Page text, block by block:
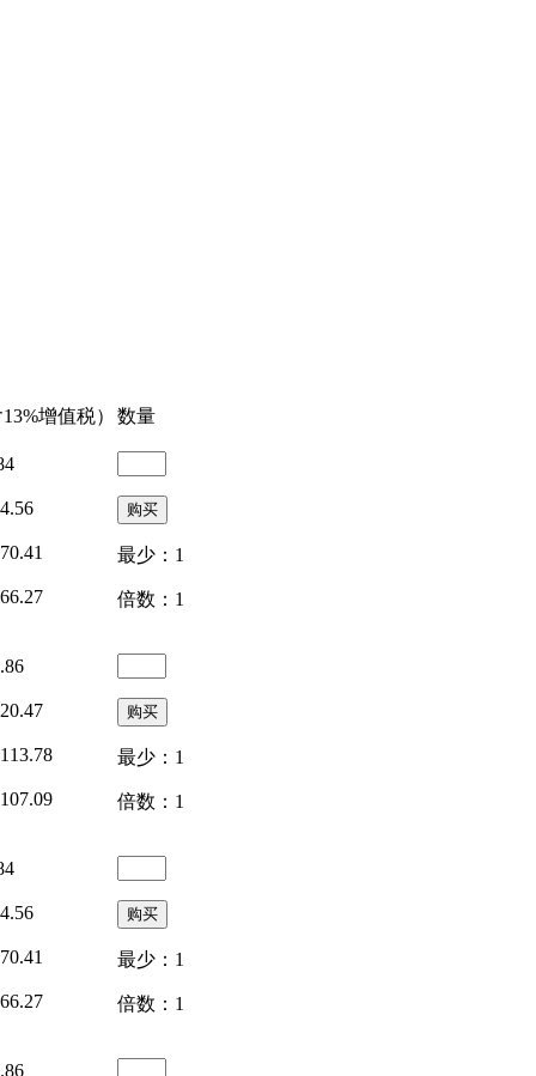
增值税） 数量
最少：1
倍数：1
最少：1
倍数：1
最少：1
倍数：1